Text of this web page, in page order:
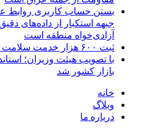
بستن حساب کاربری روابط
جبهه استکبار از داده‌های
آزادی‌خواه منطقه است
ثبت ۶۰۰ هزار خدمت سلامت به زائران اربعین
با تصویب هیئت وزیران؛
بازار کشور شد
خانه
وبلاگ
درباره ما